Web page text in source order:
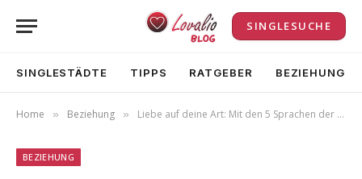
SINGLESUCHE
SINGLESTÄDTE TIPPS RATGEBER BEZIEHUNG
Home » Beziehung » Liebe auf deine Art: Mit den 5 Sprachen der Liebe zur unzerstörbaren Beziehung
BEZIEHUNG